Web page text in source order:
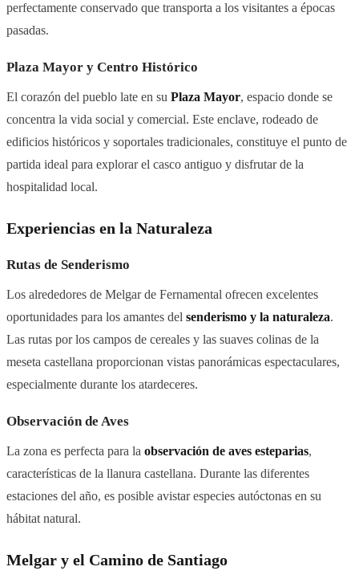
perfectamente conservado que transporta a los visitantes a épocas
pasadas.
Plaza Mayor y Centro Histórico
El corazón del pueblo late en su Plaza Mayor, espacio donde se
concentra la vida social y comercial. Este enclave, rodeado de
edificios históricos y soportales tradicionales, constituye el punto de
partida ideal para explorar el casco antiguo y disfrutar de la
hospitalidad local.
Experiencias en la Naturaleza
Rutas de Senderismo
Los alrededores de Melgar de Fernamental ofrecen excelentes
oportunidades para los amantes del senderismo y la naturaleza.
Las rutas por los campos de cereales y las suaves colinas de la
meseta castellana proporcionan vistas panorámicas espectaculares,
especialmente durante los atardeceres.
Observación de Aves
La zona es perfecta para la observación de aves esteparias,
características de la llanura castellana. Durante las diferentes
estaciones del año, es posible avistar especies autóctonas en su
hábitat natural.
Melgar y el Camino de Santiago